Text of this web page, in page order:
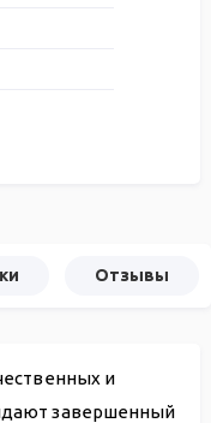
Отзывы
и
завершенный